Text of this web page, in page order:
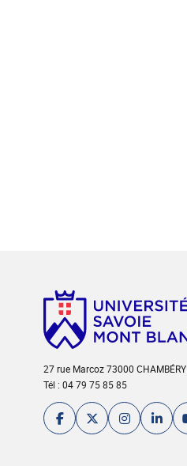
27 rue Marcoz 73000 CHAMBÉRY
Tél : 04 79 75 85 85